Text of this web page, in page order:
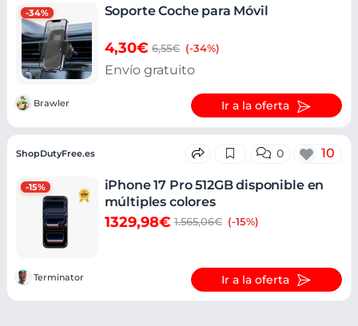
-34% Soporte Coche para Móvil
4,30€ 6,55€ (-34%)
Envío gratuito
Brawler Ir a la oferta
-15%
ShopDutyFree.es 0 10
iPhone 17 Pro 512GB disponible en
múltiples colores
1329,98€ 1.565,06€ (-15%)
Terminator Ir a la oferta